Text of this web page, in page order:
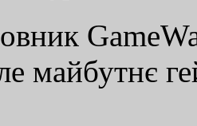
майбутнє